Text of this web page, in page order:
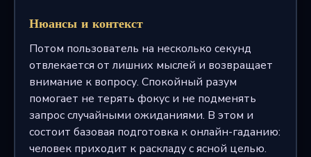
Нюансы и контекст
Потом пользователь на несколько секунд
отвлекается от лишних мыслей и возвращает
внимание к вопросу. Спокойный разум
помогает не терять фокус и не подменять
запрос случайными ожиданиями. В этом и
состоит базовая подготовка к онлайн-гаданию:
человек приходит к раскладу с ясной целью.